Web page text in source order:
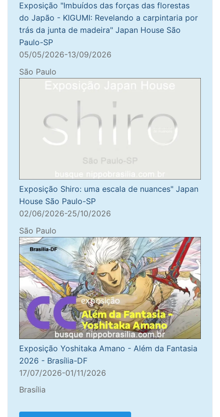
Exposição "Imbuídos das forças das florestas
do Japão - KIGUMI: Revelando a carpintaria por
trás da junta de madeira" Japan House São
Paulo-SP
05/05/2026-13/09/2026
São Paulo
Exposição Shiro: uma escala de nuances" Japan
House São Paulo-SP
02/06/2026-25/10/2026
São Paulo
Exposição Yoshitaka Amano - Além da Fantasia
2026 - Brasília-DF
17/07/2026-01/11/2026
Brasília